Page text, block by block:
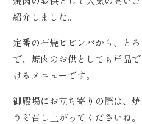
紹介しました。
定番の石焼ビビンバから、と
で、焼肉のお供としても単品
けるメニューです。
御殿場にお立ち寄りの際は、
うぞ召し上がってくださいね。